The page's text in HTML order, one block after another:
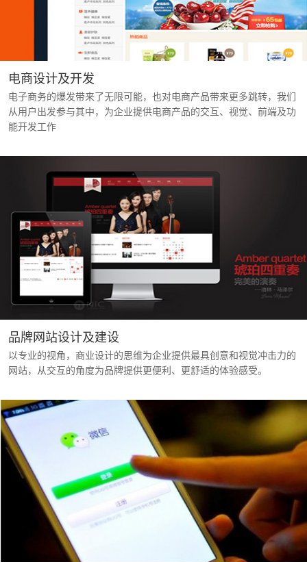
电商设计及开发
电子商务的爆发带来了无限可能，也对电商产品带来更多跳转，我们
从用户出发参与其中，为企业提供电商产品的交互、视觉、前端及功
能开发工作
品牌网站设计及建设
以专业的视角，商业设计的思维为企业提供最具创意和视觉冲击力的
网站，从交互的角度为品牌提供更便利、更舒适的体验感受。